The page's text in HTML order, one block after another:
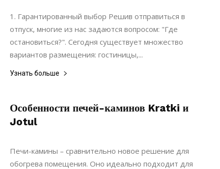
1. Гарантированный выбор Решив отправиться в
отпуск, многие из нас задаются вопросом: "Где
остановиться?". Сегодня существует множество
вариантов размещения: гостиницы,...
Узнать больше
Особенности печей-каминов Kratki и
Jotul
30.10.2019
Печи-камины – сравнительно новое решение для
обогрева помещения. Оно идеально подходит для